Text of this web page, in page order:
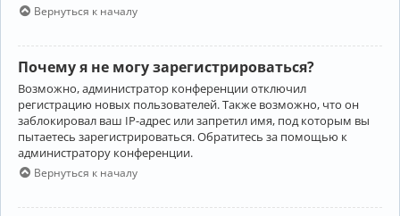
Вернуться к началу
Почему я не могу зарегистрироваться?
Возможно, администратор конференции отключил
регистрацию новых пользователей. Также возможно, что он
заблокировал ваш IP-адрес или запретил имя, под которым вы
пытаетесь зарегистрироваться. Обратитесь за помощью к
администратору конференции.
Вернуться к началу